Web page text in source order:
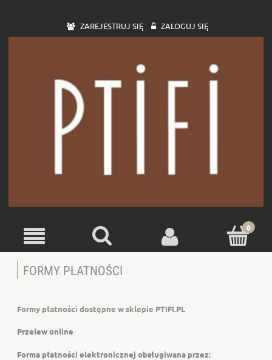
ZAREJESTRUJ SIĘ ZALOGUJ SIĘ
FORMY PŁATNOŚCI
Formy płatności dostępne w sklepie PTIFI.PL
Przelew online
Forma płatności elektronicznej obsługiwana przez: